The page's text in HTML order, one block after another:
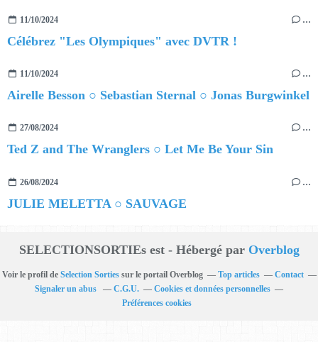
11/10/2024 …
Célébrez "Les Olympiques" avec DVTR !
11/10/2024 …
Airelle Besson ○ Sebastian Sternal ○ Jonas Burgwinkel
27/08/2024 …
Ted Z and The Wranglers ○ Let Me Be Your Sin
26/08/2024 …
JULIE MELETTA ○ SAUVAGE
SELECTIONSORTIEs est - Hébergé par Overblog
Voir le profil de Selection Sortiessur le portail Overblog Top articles
Contact
Signaler un abus
C.G.U.
Cookies et données personnelles
Préférences cookies